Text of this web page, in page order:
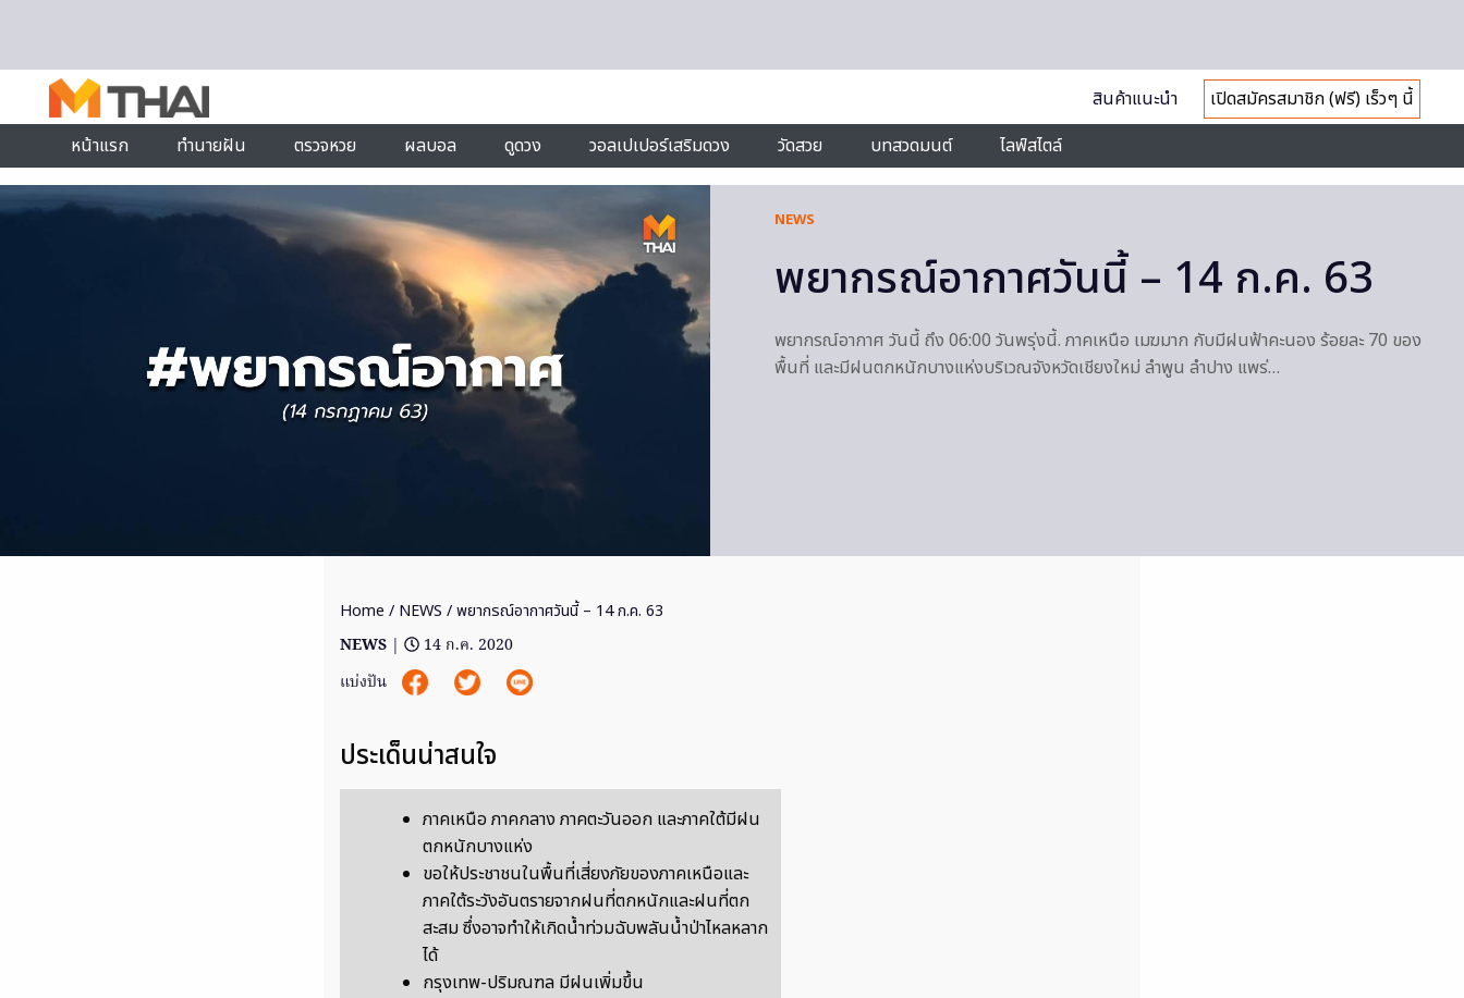
สินค้าแนะนำ
เปิดสมัครสมาชิก (ฟรี) เร็วๆ นี้
หน้าแรก
ทำนายฝัน ตรวจหวย ผลบอล ดูดวง วอลเปเปอร์เสริมดวง วัดสวย บทสวดมนต์ ไลฟ์สไตล์
NEWS
พยากรณ์อากาศวันนี้ – 14 ก.ค. 63
พยากรณ์อากาศ วันนี้ ถึง 06:00 วันพรุ่งนี้. ภาคเหนือ เมฆมาก กับมีฝนฟ้าคะนอง ร้อยละ 70 ของ
พื้นที่ และมีฝนตกหนักบางแห่งบริเวณจังหวัดเชียงใหม่ ลำพูน ลำปาง แพร่…
Home / NEWS / พยากรณ์อากาศวันนี้ – 14 ก.ค. 63
NEWS |
14 ก.ค. 2020
แบ่งปัน
ประเด็นน่าสนใจ
ภาคเหนือ ภาคกลาง ภาคตะวันออก และภาคใต้มีฝน
ตกหนักบางแห่ง
ขอให้ประชาชนในพื้นที่เสี่ยงภัยของภาคเหนือและ
ภาคใต้ระวังอันตรายจากฝนที่ตกหนักและฝนที่ตก
สะสม ซึ่งอาจทำให้เกิดน้ำท่วมฉับพลันน้ำป่าไหลหลาก
ได้
กรุงเทพ-ปริมณฑล มีฝนเพิ่มขึ้น